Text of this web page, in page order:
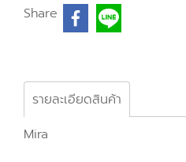
Share
รายละเอียดสินค้า
Mira